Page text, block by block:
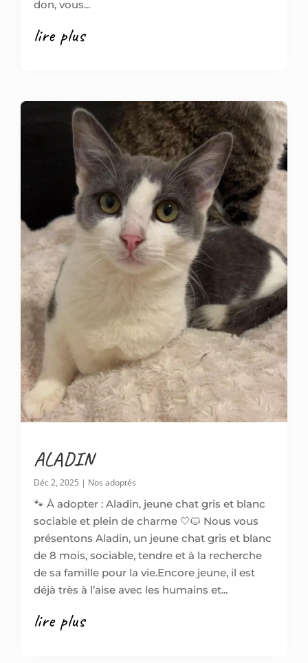
don, vous...
lire plus
ALADIN
Déc 2, 2025 | Nos adoptés
🐾 À adopter : Aladin, jeune chat gris et blanc
sociable et plein de charme 🤍🐱 Nous vous
présentons Aladin, un jeune chat gris et blanc
de 8 mois, sociable, tendre et à la recherche
de sa famille pour la vie.Encore jeune, il est
déjà très à l’aise avec les humains et...
lire plus